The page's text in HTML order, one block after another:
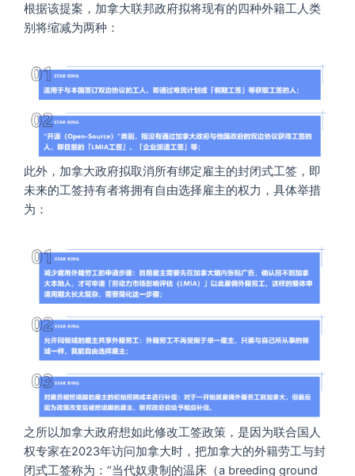
根据该提案，加拿大联邦政府拟将现有的四种外籍工人类
别将缩减为两种：
此外，加拿大政府拟取消所有绑定雇主的封闭式工签，即
未来的工签持有者将拥有自由选择雇主的权力，具体举措
为：
之所以加拿大政府想如此修改工签政策，是因为联合国人
权专家在2023年访问加拿大时，把加拿大的外籍劳工与封
闭式工签称为：“当代奴隶制的温床（a breeding ground